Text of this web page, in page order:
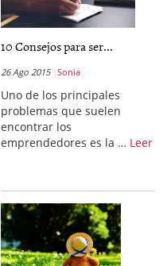
10 Consejos para ser...
26 Ago 2015 Sonia
Uno de los principales
problemas que suelen
encontrar los
emprendedores es la … Leer